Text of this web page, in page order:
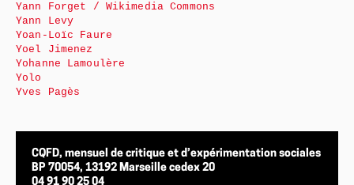
Yann Forget / Wikimedia Commons
Yann Levy
Yoan-Loïc Faure
Yoel Jimenez
Yohanne Lamoulère
Yolo
Yves Pagès
CQFD, mensuel de critique et d’expérimentation sociales
BP 70054, 13192 Marseille cedex 20
04 91 90 25 04